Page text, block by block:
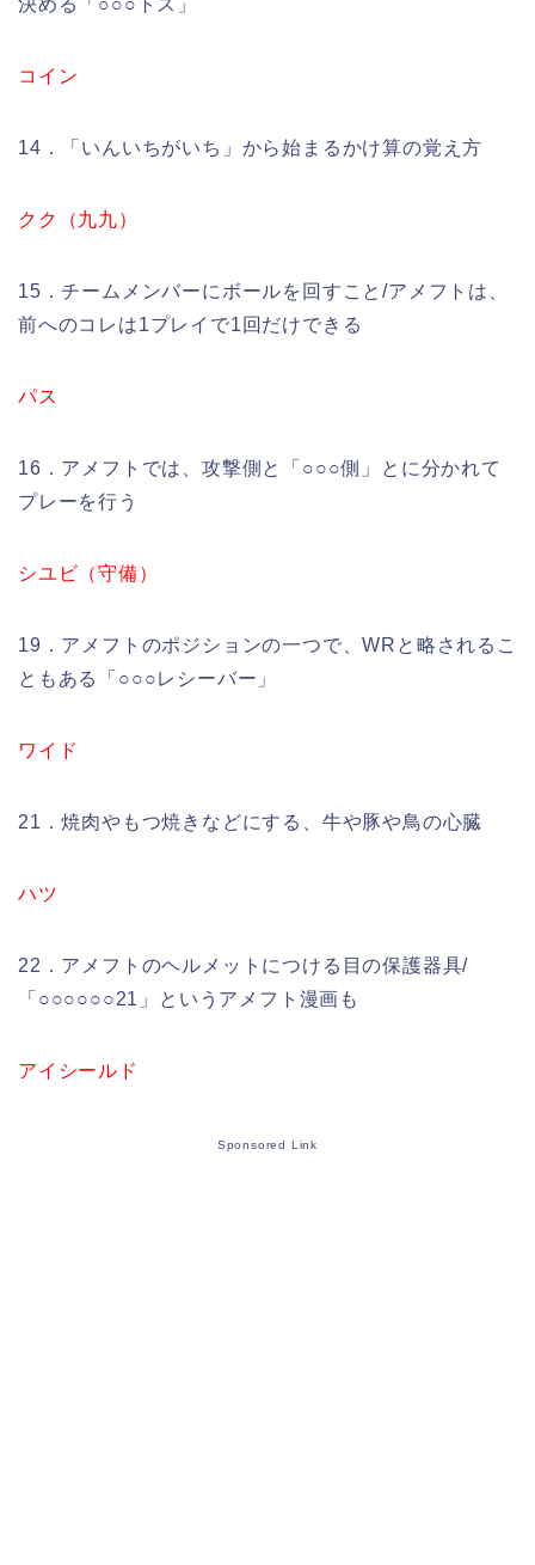
決める「○○○トス」
コイン
14．「いんいちがいち」から始まるかけ算の覚え方
クク（九九）
15．チームメンバーにボールを回すこと/アメフトは、
前へのコレは1プレイで1回だけできる
パス
16．アメフトでは、攻撃側と「○○○側」とに分かれて
プレーを行う
シユビ（守備）
19．アメフトのポジションの一つで、WRと略されるこ
ともある「○○○レシーバー」
ワイド
21．焼肉やもつ焼きなどにする、牛や豚や鳥の心臓
ハツ
22．アメフトのヘルメットにつける目の保護器具/
「○○○○○○21」というアメフト漫画も
アイシールド
Sponsored Link